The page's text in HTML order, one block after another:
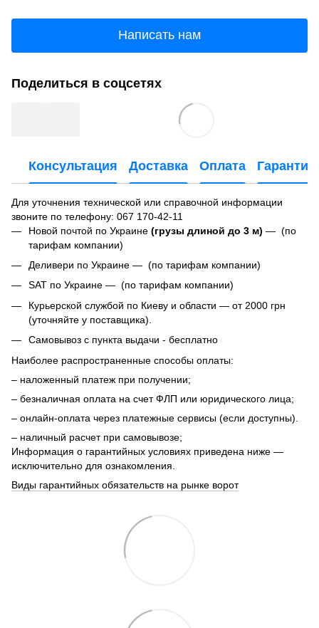
Написать нам
Поделиться в соцсетях
Консультация Доставка Оплата Гарантия
Для уточнения технической или справочной информации
звоните по телефону: 067 170-42-11
Новой почтой по Украине (грузы длиной до 3 м) — (по
тарифам компании)
Деливери по Украине — (по тарифам компании)
SAT по Украине — (по тарифам компании)
Курьерской службой по Киеву и области — от 2000 грн
(уточняйте у поставщика).
Самовывоз с пункта выдачи - бесплатно
Наиболее распространенные способы оплаты:
– наложенный платеж при получении;
– безналичная оплата на счет ФЛП или юридического лица;
– онлайн-оплата через платежные сервисы (если доступны).
– наличный расчет при самовывозе;
Информация о гарантийных условиях приведена ниже —
исключительно для ознакомления.
Виды гарантийных обязательств на рынке ворот